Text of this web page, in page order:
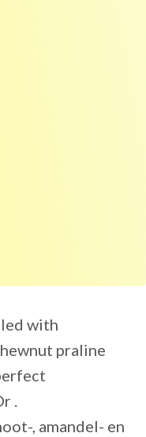
with
praline
.
, amandel- en